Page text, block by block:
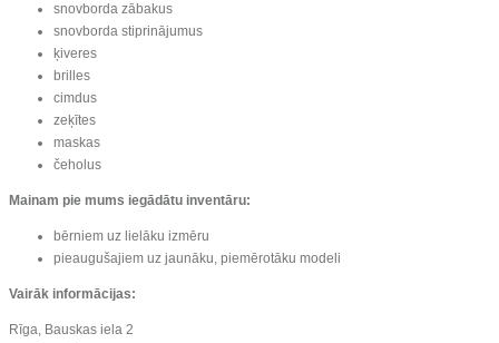
snovborda zābakus
snovborda stiprinājumus
ķiveres
brilles
cimdus
zeķītes
maskas
čeholus
Mainam pie mums iegādātu inventāru:
bērniem uz lielāku izmēru
pieaugušajiem uz jaunāku, piemērotāku modeli
Vairāk informācijas:
Rīga, Bauskas iela 2